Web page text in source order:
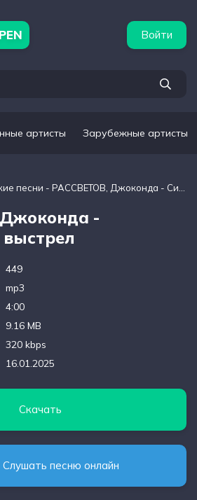
Войти
артисты Зарубежные артисты
песни - РАССВЕТОВ, Джоконда - Сигнальный выстрел
-
449
mp3
4:00
9.16 MB
320 kbps
16.01.2025
Скачать
Слушать песню онлайн
подборки